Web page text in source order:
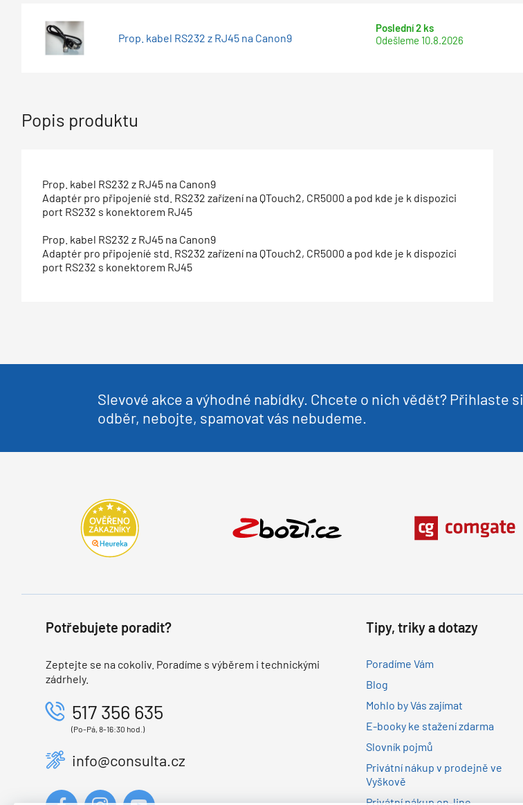
Prop. kabel RS232 z RJ45 na Canon9
Poslední 2 ks
Odešleme 10.8.2026
Popis produktu
Prop. kabel RS232 z RJ45 na Canon9
Adaptér pro připojeníé std. RS232 zařízení na QTouch2, CR5000 a pod kde je k dispozici
port RS232 s konektorem RJ45
Prop. kabel RS232 z RJ45 na Canon9
Adaptér pro připojeníé std. RS232 zařízení na QTouch2, CR5000 a pod kde je k dispozici
port RS232 s konektorem RJ45
Slevové akce a výhodné nabídky. Chcete o nich vědět? Přihlaste si
odběr, nebojte, spamovat vás nebudeme.
Potřebujete poradit?
Zeptejte se na cokoliv. Poradíme s výběrem i technickými
zádrhely.
517 356 635
(Po-Pá, 8-16:30 hod.)
info@consulta.cz
Tipy, triky a dotazy
Poradíme Vám
Blog
Mohlo by Vás zajímat
E-booky ke stažení zdarma
Slovník pojmů
Privátní nákup v prodejně ve
Vyškově
Privátní nákup on-line